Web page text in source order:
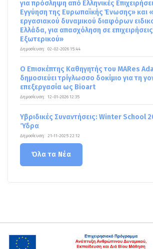
για πρόσληψη από Ελληνικές
Εγγύηση της Ευρωπαϊκής Ένωσης» και
εργασιακού δυναμικού διαφόρων
Ελλάδα, για απασχόληση σε
Εξωτερικού»
Δημοσίευση: 02-02-2026 15:44
Ο Επισκέπτης Καθηγητής του MARes
δημοσιεύει τρίγλωσσο δοκίμιο για τη
επεξεργασία ως Bioart
Δημοσίευση: 12-01-2026 12:35
Υβριδικές Συναντήσεις: Winter School
Ύδρα
Δημοσίευση: 21-11-2025 22:12
Όλα τα Νέα